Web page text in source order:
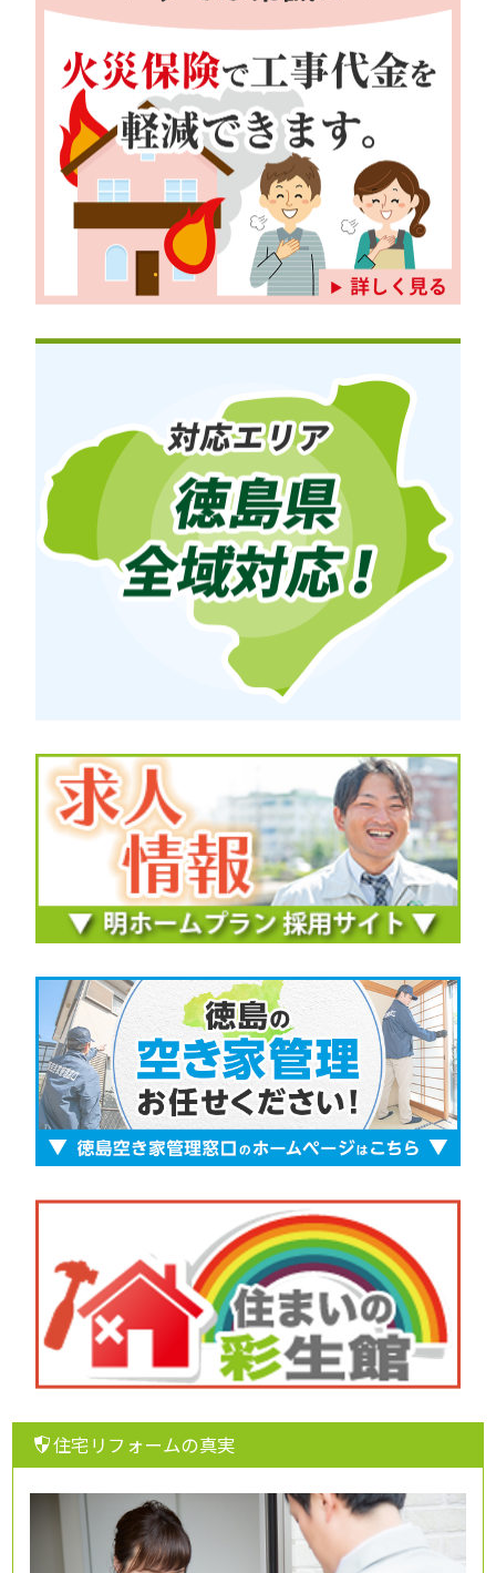
住宅リフォームの真実